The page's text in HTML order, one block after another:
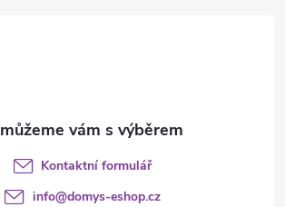
Kontaktní formulář
info@domys-eshop.cz